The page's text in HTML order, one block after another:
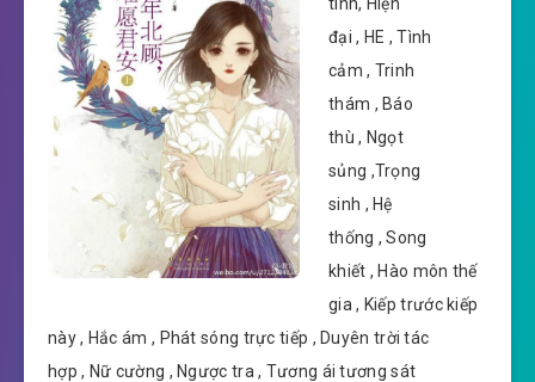
đại , HE , Tình
cảm , Trinh
thám , Báo
thù , Ngọt
sủng ,Trọng
sinh , Hệ
thống , Song
khiết , Hào môn thế
gia , Kiếp trước kiếp
này , Hắc ám , Phát sóng trực tiếp , Duyên trời tác
hợp , Nữ cường , Ngược tra , Tương ái tương sát